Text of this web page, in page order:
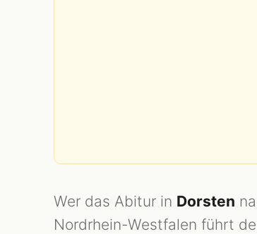
Wer das Abitur in Dorsten
Nordrhein-Westfalen führt